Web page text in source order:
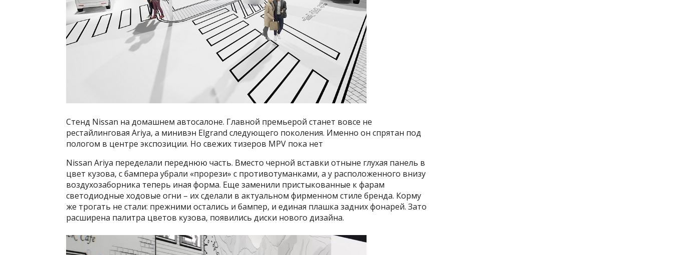
Стенд Nissan на домашнем автосалоне. Главной премьерой станет вовсе не
рестайлинговая Ariya, а минивэн Elgrand следующего поколения. Именно он спрятан под
пологом в центре экспозиции. Но свежих тизеров MPV пока нет
Nissan Ariya переделали переднюю часть. Вместо черной вставки отныне глухая панель в
цвет кузова, с бампера убрали «прорези» с противотуманками, а у расположенного внизу
воздухозаборника теперь иная форма. Еще заменили пристыкованные к фарам
светодиодные ходовые огни – их сделали в актуальном фирменном стиле бренда. Корму
же трогать не стали: прежними остались и бампер, и единая плашка задних фонарей. Зато
расширена палитра цветов кузова, появились диски нового дизайна.